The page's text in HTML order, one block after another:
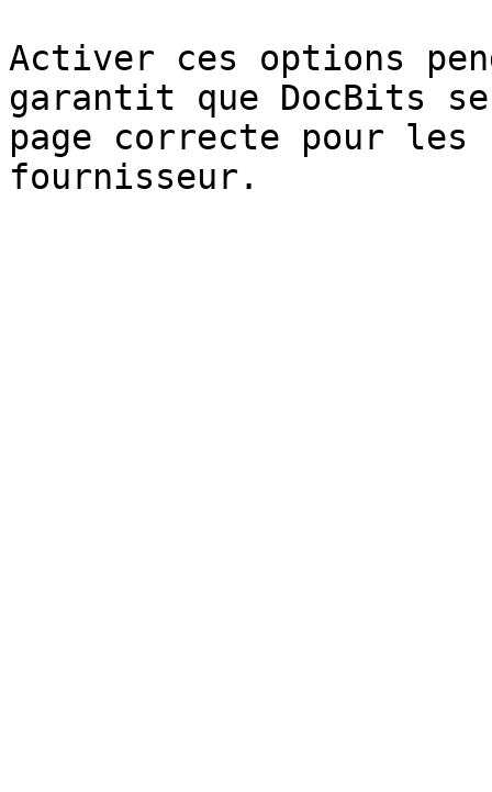
Activer ces options
garantit que DocBits
page correcte pour les